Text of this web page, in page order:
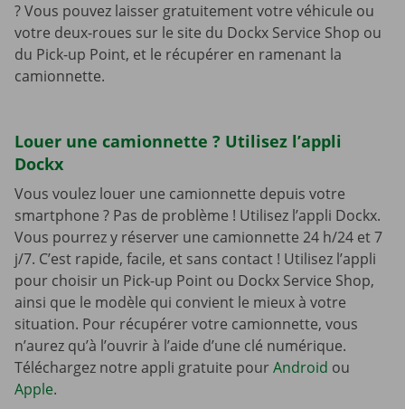
? Vous pouvez laisser gratuitement votre véhicule ou
votre deux-roues sur le site du Dockx Service Shop ou
du Pick-up Point, et le récupérer en ramenant la
camionnette.
Louer une camionnette ? Utilisez l’appli
Dockx
Vous voulez louer une camionnette depuis votre
smartphone ? Pas de problème ! Utilisez l’appli Dockx.
Vous pourrez y réserver une camionnette 24 h/24 et 7
j/7. C’est rapide, facile, et sans contact ! Utilisez l’appli
pour choisir un Pick-up Point ou Dockx Service Shop,
ainsi que le modèle qui convient le mieux à votre
situation. Pour récupérer votre camionnette, vous
n’aurez qu’à l’ouvrir à l’aide d’une clé numérique.
Téléchargez notre appli gratuite pourAndroid ou
Apple.